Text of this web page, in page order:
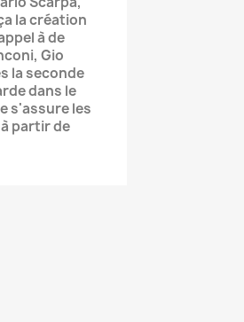
la création
à de
Gio
la seconde
dans le
s'assure les
partir de